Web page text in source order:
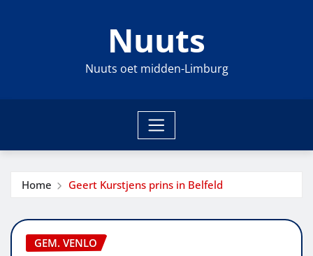
Nuuts
Nuuts oet midden-Limburg
Home Geert Kurstjens prins in Belfeld
GEM. VENLO